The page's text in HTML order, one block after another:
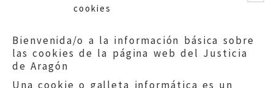
cookies
Bienvenida/o a la información básica sobre
las cookies de la página web del Justicia
de Aragón
Una cookie o galleta informática es un